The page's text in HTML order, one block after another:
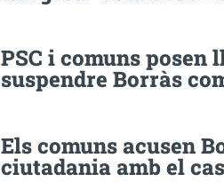
PSC i comuns posen
suspendre Borràs
Els comuns acusen
ciutadania amb el